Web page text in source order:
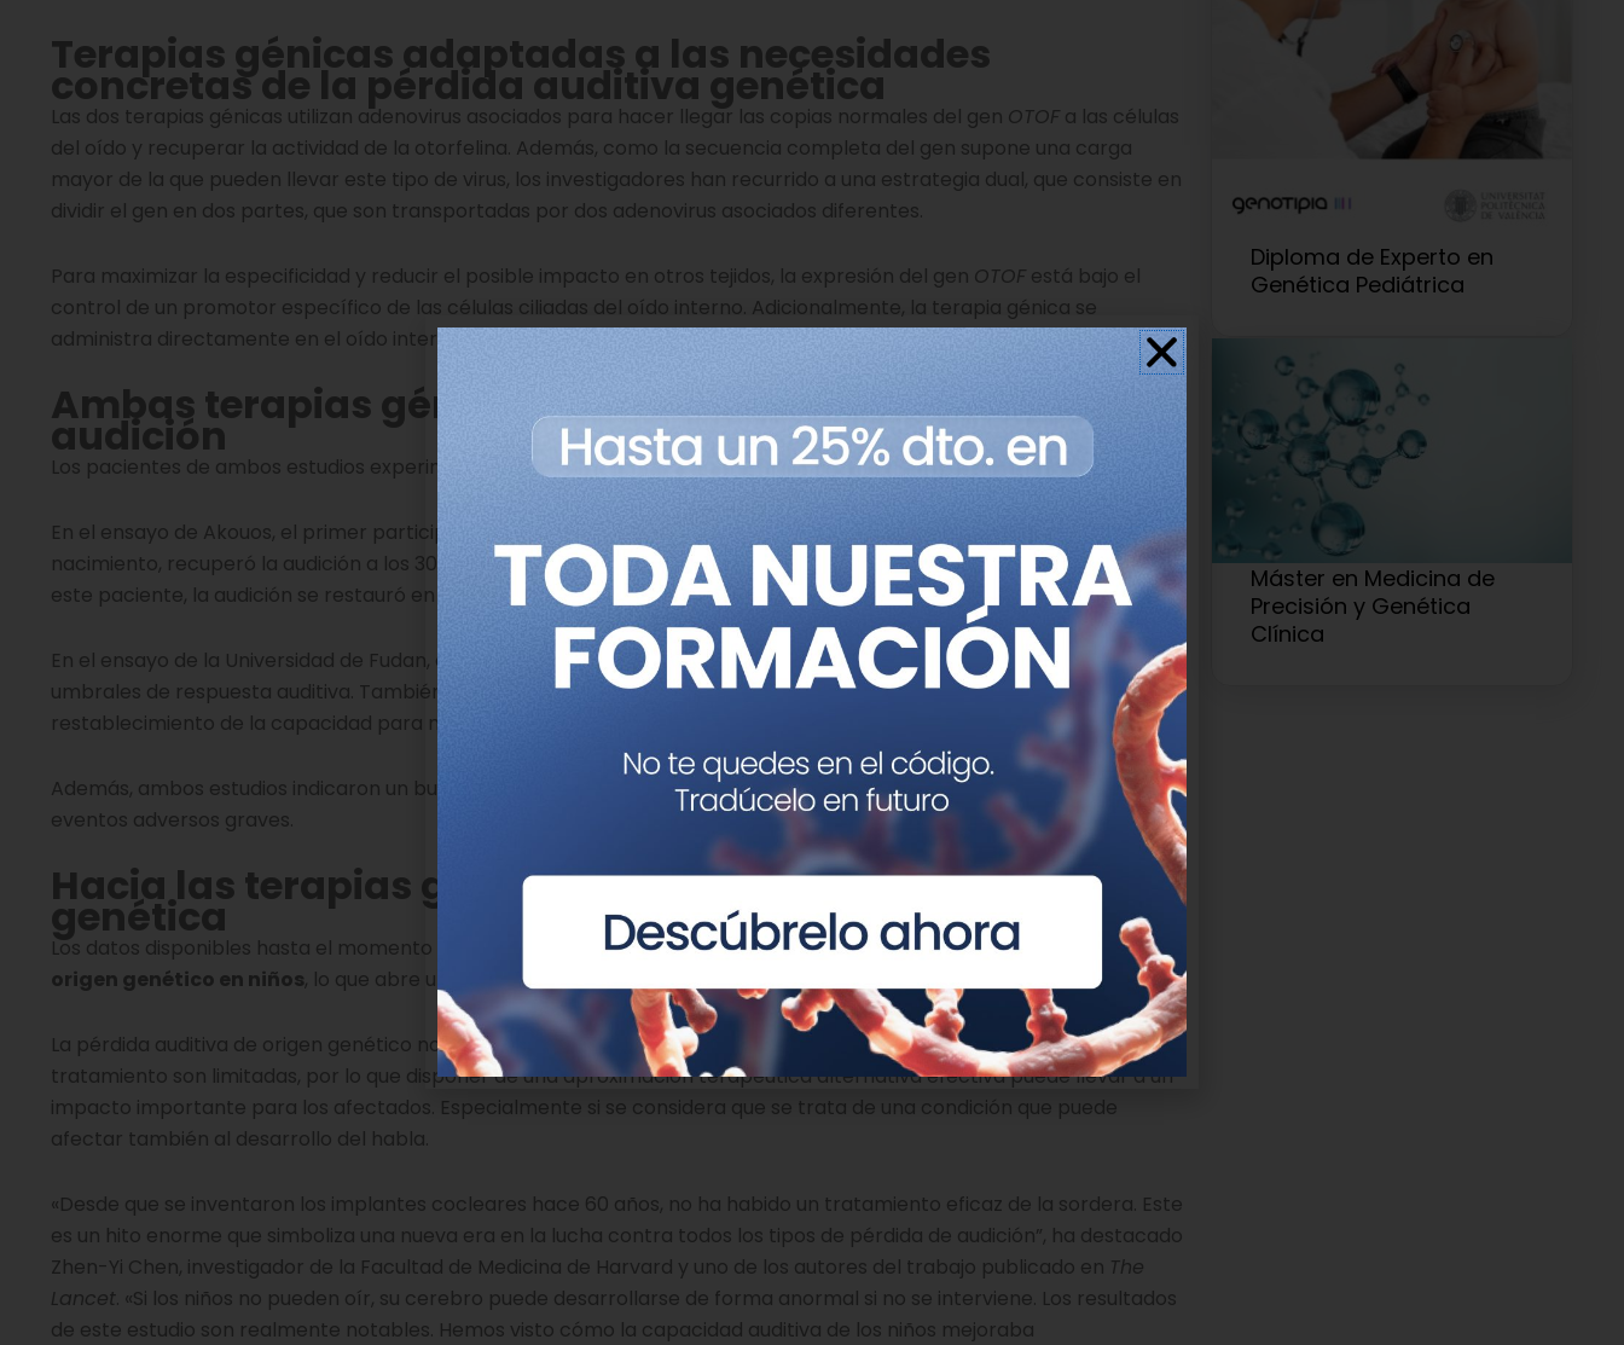
Terapias génicas adaptadas a las necesidades
concretas de la pérdida auditiva genética
Las dos terapias génicas utilizan adenovirus asociados para hacer llegar las copias normales del gen OTOF a las células
del oído y recuperar la actividad de la otorfelina. Además, como la secuencia completa del gen supone una carga
mayor de la que pueden llevar este tipo de virus, los investigadores han recurrido a una estrategia dual, que consiste en
dividir el gen en dos partes, que son transportadas por dos adenovirus asociados diferentes.
Para maximizar la especificidad y reducir el posible impacto en otros tejidos, la expresión del gen OTOF está bajo el
control de un promotor específico de las células ciliadas del oído interno. Adicionalmente, la terapia génica se
administra directamente en el oído interno mediante un dispositivo o procedimiento específico.
Ambas terapias génicas derivan en mejoras en la
audición
Los pacientes de ambos estudios experimentaron mejoras significativas en la audición.
En el ensayo de Akouos, el primer participante que recibió AK-OTOF, un niño de 11 años con hipoacusia profunda de
nacimiento, recuperó la audición a los 30 días de la administración de la terapia. Los investigadores reportaron que, en
este paciente, la audición se restauró en todas las frecuencias evaluadas, alcanzando umbrales de 65 a 20 dB HL.
En el ensayo de la Universidad de Fudan, cinco de los seis niños tratados experimentaron una reducción notable en los
umbrales de respuesta auditiva. También mostraron mejoras espectaculares en la percepción del habla y el
restablecimiento de la capacidad para mantener una conversación normal.
Además, ambos estudios indicaron un buen nivel de seguridad y tolerabilidad de las terapias, sin que se detectaran
eventos adversos graves.
Hacia las terapias génicas para la pérdida auditiva
genética
Los datos disponibles hasta el momento indican que
la terapia génica puede restaurar la pérdida auditiva de
origen genético en niños, lo que abre una importante vía para el desarrollo de terapias para esta condición.
La pérdida auditiva de origen genético no suele responder a tratamientos farmacológicos y las opciones de
tratamiento son limitadas, por lo que disponer de una aproximación terapéutica alternativa efectiva puede llevar a un
impacto importante para los afectados. Especialmente si se considera que se trata de una condición que puede
afectar también al desarrollo del habla.
«Desde que se inventaron los implantes cocleares hace 60 años, no ha habido un tratamiento eficaz de la sordera. Este
es un hito enorme que simboliza una nueva era en la lucha contra todos los tipos de pérdida de audición”, ha destacado
Zhen-Yi Chen, investigador de la Facultad de Medicina de Harvard y uno de los autores del trabajo publicado en The
Lancet. «Si los niños no pueden oír, su cerebro puede desarrollarse de forma anormal si no se interviene. Los resultados
de este estudio son realmente notables. Hemos visto cómo la capacidad auditiva de los niños mejoraba
Diploma de Experto en
Genética Pediátrica
Máster en Medicina de
Precisión y Genética
Clínica